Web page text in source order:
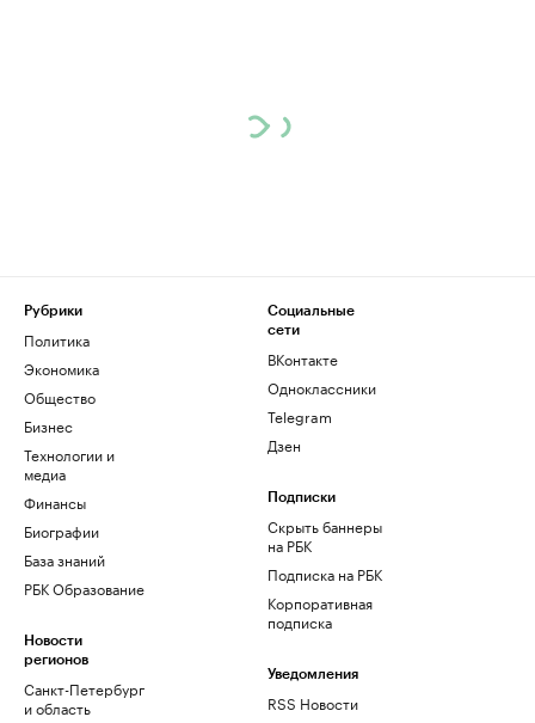
Рубрики
Политика
Экономика
Общество
Бизнес
Технологии и
медиа
Финансы
Биографии
База знаний
РБК Образование
Новости
регионов
Санкт-Петербург
и область
Социальные
сети
ВКонтакте
Одноклассники
Telegram
Дзен
Подписки
Скрыть баннеры
на РБК
Подписка на РБК
Корпоративная
подписка
Уведомления
RSS Новости